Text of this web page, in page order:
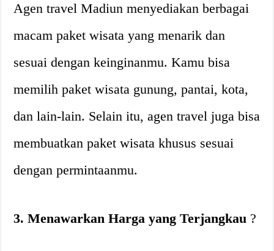
Agen travel Madiun menyediakan berbagai
macam paket wisata yang menarik dan
sesuai dengan keinginanmu. Kamu bisa
memilih paket wisata gunung, pantai, kota,
dan lain-lain. Selain itu, agen travel juga bisa
membuatkan paket wisata khusus sesuai
dengan permintaanmu.
3. Menawarkan Harga yang Terjangkau ?